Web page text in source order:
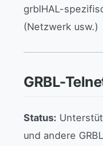
grblHAL-
(Netzwerk usw.)
GRBL-
Status:
und andere